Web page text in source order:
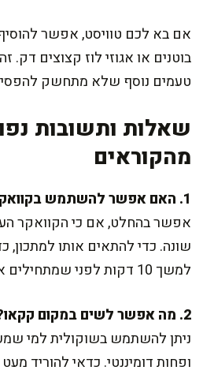
אם בא לכם טוויסט, אפשר
בוטנים או אגוזי לוז קצוצים דק.
טעמים נוסף שלא מתחשק
שאלות ותשובות
מהקוראים
1. האם אפשר להשתמש בקוואקר עבה במקום דק?
אפשר בהחלט, אם כי הקוואקר
שונה. כדי להתאים אותו למתכון,
למשך 10 דקות לפני שמתחילים את שלבי ההכנה.
2. מה אפשר לשים במקום קקאו?
ניתן להשתמש בשוקולית למי
ופחות דומיננטי. כדאי להוריד